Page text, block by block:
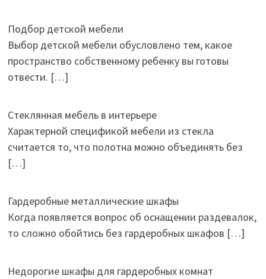
Подбор детской мебели
Выбор детской мебели обусловлено тем, какое
пространство собственному ребенку вы готовы
отвести. […]
Стеклянная мебель в интерьере
Характерной спецификой мебели из стекла
считается то, что полотна можно объединять без
[…]
Гардеробные металлические шкафы
Когда появляется вопрос об оснащении раздевалок,
то сложно обойтись без гардеробных шкафов […]
Недорогие шкафы для гардеробных комнат